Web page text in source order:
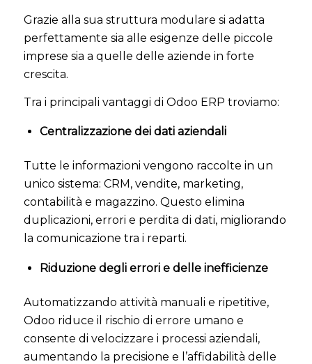
Grazie alla sua struttura modulare si adatta
perfettamente sia alle esigenze delle piccole
imprese sia a quelle delle aziende in forte
crescita.
Tra i principali vantaggi di Odoo ERP troviamo:
Centralizzazione dei dati aziendali
Tutte le informazioni vengono raccolte in un
unico sistema: CRM, vendite, marketing,
contabilità e magazzino. Questo elimina
duplicazioni, errori e perdita di dati, migliorando
la comunicazione tra i reparti.
Riduzione degli errori e delle inefficienze
Automatizzando attività manuali e ripetitive,
Odoo riduce il rischio di errore umano e
consente di velocizzare i processi aziendali,
aumentando la precisione e l’affidabilità delle